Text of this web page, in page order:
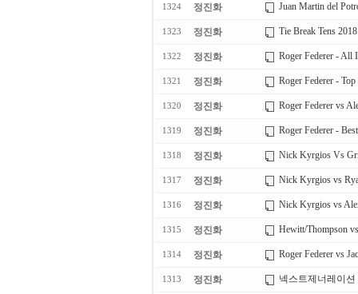
1324 정진화 Juan Martin del
1323 정진화 Tie Break Tens
1322 정진화 Roger Federer - All
1321 정진화 Roger Federer -
1320 정진화 Roger Federer vs
1319 정진화 Roger Federer -
1318 정진화 Nick Kyrgios Vs
1317 정진화 Nick Kyrgios vs
1316 정진화 Nick Kyrgios vs
1315 정진화 Hewitt/Thompson
1314 정진화 Roger Federer vs
1313 정진화 넥스트제너레이